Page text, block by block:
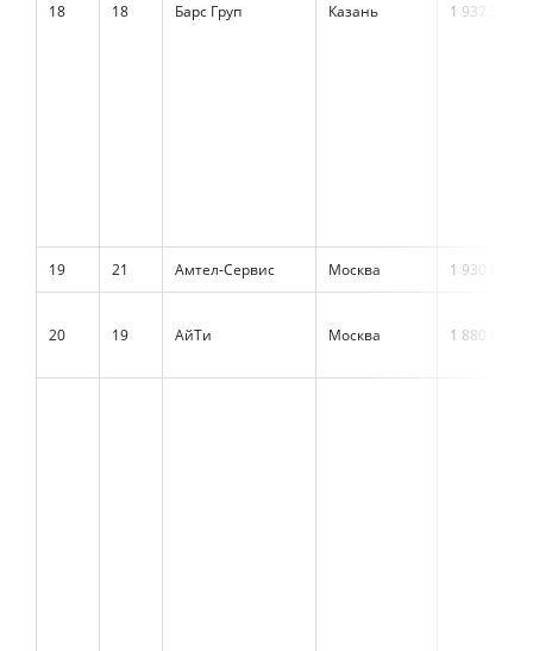
18 18 Барс Груп Казань 1 937 530
19 21 Амтел-Сервис Москва 1 930 000
20 19 АйТи Москва 1 880 000